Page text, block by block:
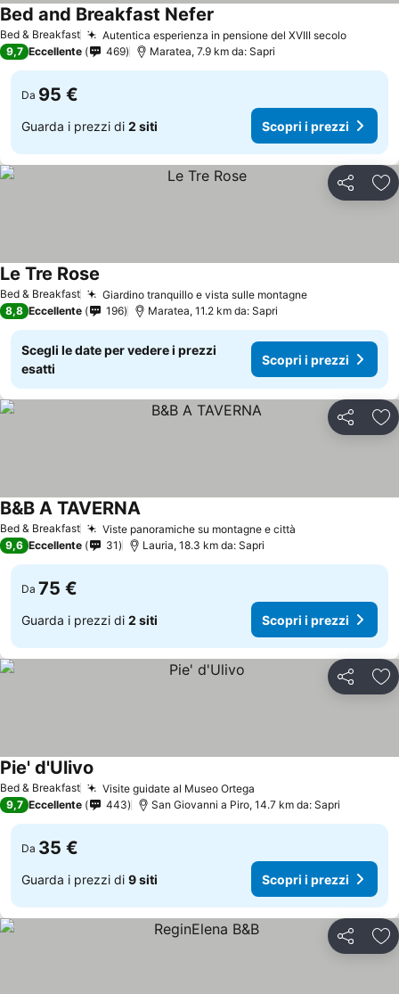
Bed & Breakfast Autentica esperienza in pensione del XVIII secoloScopri
Bed and Breakfast Nefer
9,7 Eccellente 469 Maratea, 7.9 km da: Sapri
Da 95 €
Guarda i prezzi di 2 siti Scopri i prezzi
Condividi
Bed & Breakfast Giardino tranquillo e vista sulle montagneScopri i
Le Tre Rose
8,8 Eccellente 196 Maratea, 11.2 km da: Sapri
Scegli le date per vedere i prezzi
esatti
Scopri i prezzi
Condividi
Bed & Breakfast Viste panoramiche su montagne e città
B&B A TAVERNAScopri i prezzi
9,6 Eccellente 31 Lauria, 18.3 km da: Sapri
Da 75 €
Guarda i prezzi di 2 siti Scopri i prezzi
Condividi
Bed & Breakfast Visite guidate al Museo Ortega
Pie' d'Ulivo
9,7 Eccellente 443 San Giovanni a Piro, 14.7 km da: Sapri
Da 35 €
Guarda i prezzi di 9 siti Scopri i prezzi
Condividi